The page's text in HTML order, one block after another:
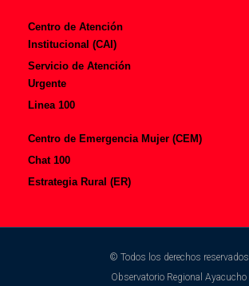
Centro de Atención
Institucional (CAI)
Servicio de Atención
Urgente
Linea 100
Centro de Emergencia Mujer (CEM)
Chat 100
Estrategia Rural (ER)
© Todos los derechos reservados
Observatorio Regional Ayacucho